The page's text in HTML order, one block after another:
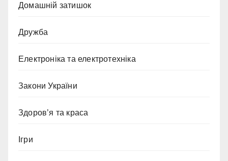
Домашній затишок
Дружба
Електроніка та електротехніка
Закони України
Здоров’я та краса
Ігри